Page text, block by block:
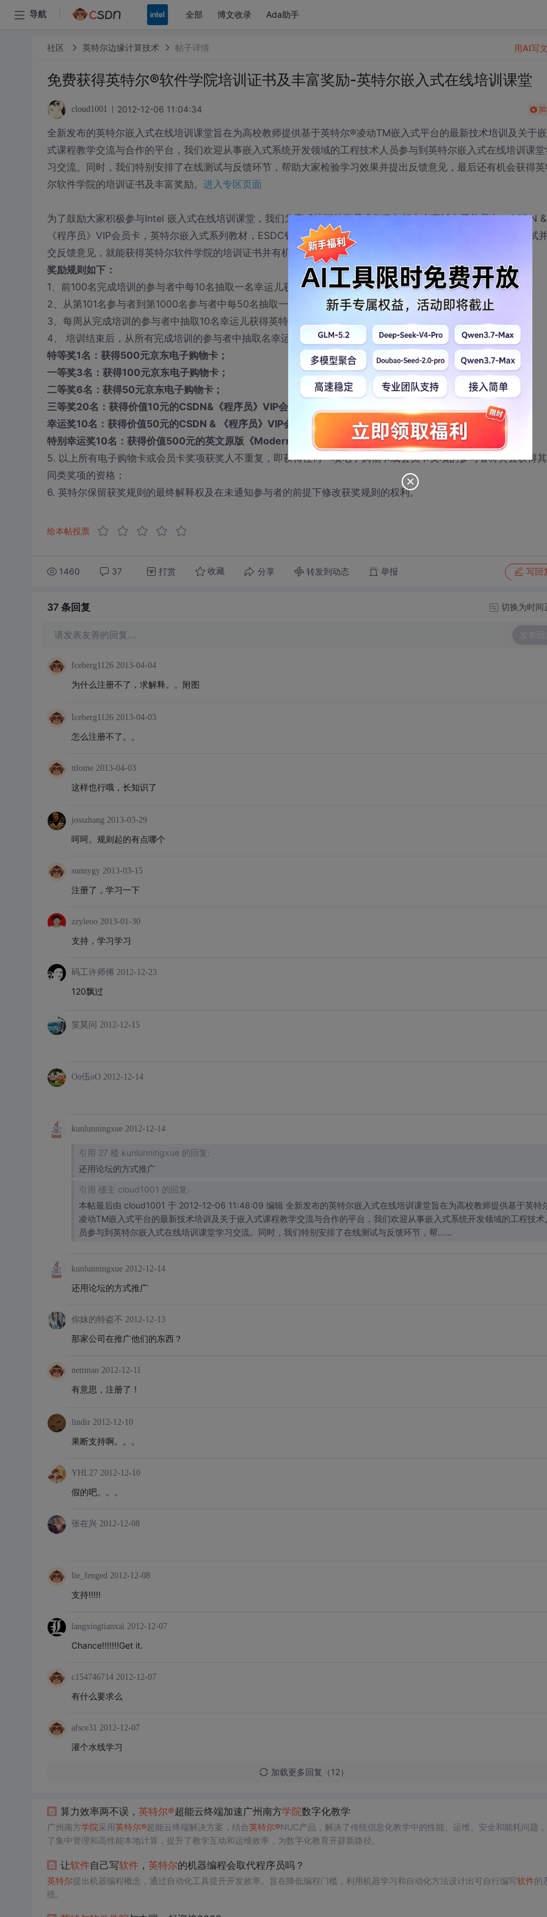
导航 全部 博文收录 Ada助手
社区 英特尔边缘计算技术 帖子详情
免费获得英特尔®软件学院培训证书及丰富奖励-英特尔嵌入式在线培训课堂
cloud1001 2012-12-06 11:04:34
全新发布的英特尔嵌入式在线培训课堂旨在为高校教师提供基于英特尔®凌动TM嵌入式平台的最新技术培训及关于
式课程教学交流与合作的平台，我们欢迎从事嵌入式系统开发领域的工程技术人员参与到英特尔嵌入式在线培训课堂
习交流。同时，我们特别安排了在线测试与反馈环节，帮助大家检验学习效果并提出反馈意见，最后还有机会获得英
尔软件学院的培训证书及丰富奖励。 进入专区页面
为了鼓励大家积极参与Intel 嵌入式在线培训课堂，我们为完成培训的学员准备了包括京东商城电子礼品卡，CSDN &
《程序员》VIP会员卡，英特尔嵌入式系列教材，ESDC钥匙链等在内的丰富奖品。只要您完成在线培训，通过测试
交反馈意见，就能获得英特尔软件学院的培训证书并有机会赢取上述丰富奖品。
奖励规则如下：
1、前100名完成培训的参与者中每10名抽取一名幸运儿获得50元京东电子购物卡；
2、从第101名参与者到第1000名参与者中每50名抽取一名幸运儿获得50元京东电子购物卡；
3、每周从完成培训的参与者中抽取10名幸运儿获得英特尔推荐嵌入式教材一套；
4、 培训结束后，从所有完成培训的参与者中抽取名幸运儿获得以下奖励；
特等奖1名：获得500元京东电子购物卡；
一等奖3名：获得100元京东电子购物卡；
二等奖6名：获得50元京东电子购物卡；
三等奖20名：获得价值10元的CSDN&《程序员》VIP会员卡；
幸运奖10名：获得价值50元的CSDN & 《程序员》VIP会员卡；
特别幸运奖10名：获得价值500元的英文原版《Modern Embedded Computing》一本；
5. 以上所有电子购物卡或会员卡奖项获奖人不重复，即获得任何一项电子购物卡或会员卡奖项的参与者将失去获得
同类奖项的资格；
6. 英特尔保留获奖规则的最终解释权及在未通知参与者的前提下修改获奖规则的权利。
给本帖投票
1460 37 打赏 收藏 分享 转发到动态 举报 写回
用AI写
37 条回复 切换为时间
请发表友善的回复… 发表回
Iceberg1126 2013-04-04
为什么注册不了，求解释。。附图
Iceberg1126 2013-04-03
怎么注册不了。。
ttlome 2013-04-03
这样也行哦，长知识了
josszhang 2013-03-29
呵呵。规则起的有点哪个
sunnygy 2013-03-15
注册了，学习一下
zzyleoo 2013-01-30
支持，学习学习
码工许师傅 2012-12-23
120飘过
笑莫问 2012-12-15
Oo伍oO 2012-12-14
kunlunningxue 2012-12-14
引用 27 楼 kunlunningxue 的回复:
还用论坛的方式推广
引用 楼主 cloud1001 的回复:
本帖最后由 cloud1001 于 2012-12-06 11:48:09 编辑 全新发布的英特尔嵌入式在线培训课堂旨在为高校教师提供基于英特尔®
凌动TM嵌入式平台的最新技术培训及关于嵌入式课程教学交流与合作的平台，我们欢迎从事嵌入式系统开发领域的工程技术
员参与到英特尔嵌入式在线培训课堂学习交流。同时，我们特别安排了在线测试与反馈环节，帮……
kunlunningxue 2012-12-14
还用论坛的方式推广
你妹的特盗不 2012-12-13
那家公司在推广他们的东西？
nettman 2012-12-11
有意思，注册了 ！
lindir 2012-12-10
果断支持啊。。。
YHL27 2012-12-10
假的吧。。。
张在兴 2012-12-08
lie_fenged 2012-12-08
支持!!!!!
langxingtianxai 2012-12-07
Chance!!!!!!!Get it.
c154746714 2012-12-07
有什么要求么
afsce31 2012-12-07
灌个水线学习
加载更多回复（12）
算力效率两不误， 英特尔®超能云终端加速广州南方学院数字化教学
广州南方学院采用英特尔®超能云终端解决方案，结合英特尔®NUC产品，解决了传统信息化教学中的性能、运维、安全和能耗问题
了集中管理和高性能本地计算，提升了教学互动和运维效率，为数字化教育开辟新路径。
让软件自己写软件， 英特尔的机器编程会取代程序员吗？
英特尔提出机器编程概念，通过自动化工具提升开发效率。旨在降低编程门槛，利用机器学习和自动化方法设计出可自行编写软件的
统。